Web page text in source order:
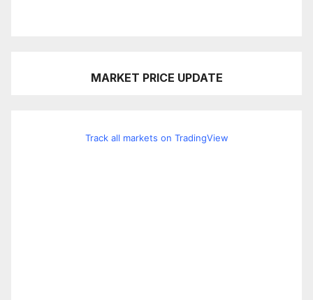
MARKET PRICE UPDATE
Track all markets on TradingView